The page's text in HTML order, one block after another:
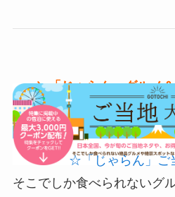
＼「じゃらん」グルメ
☆「じゃらん」ご
そこでしか食べられないグ